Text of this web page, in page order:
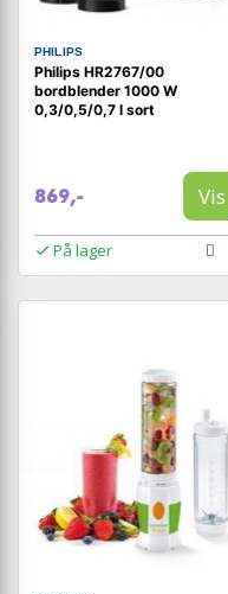
PHILIPS
Philips HR2767/00
bordblender 1000 W
0,3/0,5/0,7 l sort
869,- Vis
På lager